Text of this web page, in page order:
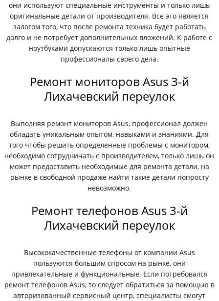
они используют специальные инструменты и только лишь
оригинальные детали от производителя. Все это является
залогом того, что после ремонта техника будет работать
долго и не потребует дополнительных вложений. К работе с
ноутбуками допускаются только лишь опытные
профессионалы своего дела.
Ремонт мониторов Asus 3-й
Лихачевский переулок
Выполняя ремонт мониторов Asus, профессионал должен
обладать уникальным опытом, навыками и знаниями. Для
того чтобы решить определенные проблемы с монитором,
необходимо сотрудничать с производителем, только лишь он
может предоставить необходимые для ремонта детали, на
рынке в свободной продаже найти такие детали попросту
невозможно.
Ремонт телефонов Asus 3-й
Лихачевский переулок
Высококачественные телефоны от компании Asus
пользуются большим спросом на рынке, они
привлекательные и функциональные. Если потребовался
ремонт телефонов Asus, то следует обратиться за помощью в
авторизованный сервисный центр, специалисты смогут